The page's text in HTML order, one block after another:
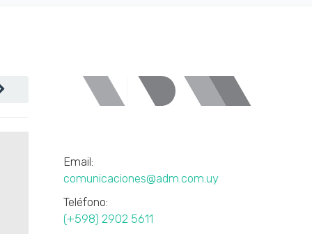
Email:
comunicaciones@adm.com.uy
Teléfono:
(+598) 2902 5611